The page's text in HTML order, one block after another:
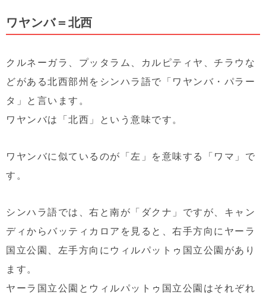
ワヤンバ＝北西
クルネーガラ、プッタラム、カルピティヤ、チラウな
どがある北西部州をシンハラ語で「ワヤンバ・パラー
タ」と言います。
ワヤンバは「北西」という意味です。
ワヤンバに似ているのが「左」を意味する「ワマ」で
す。
シンハラ語では、右と南が「ダクナ」ですが、キャン
ディからバッティカロアを見ると、右手方向にヤーラ
国立公園、左手方向にウィルパットゥ国立公園があり
ます。
ヤーラ国立公園とウィルパットゥ国立公園はそれぞれ